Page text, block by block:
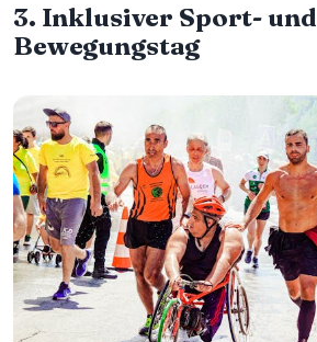
3. Inklusiver Sport- und
Bewegungstag